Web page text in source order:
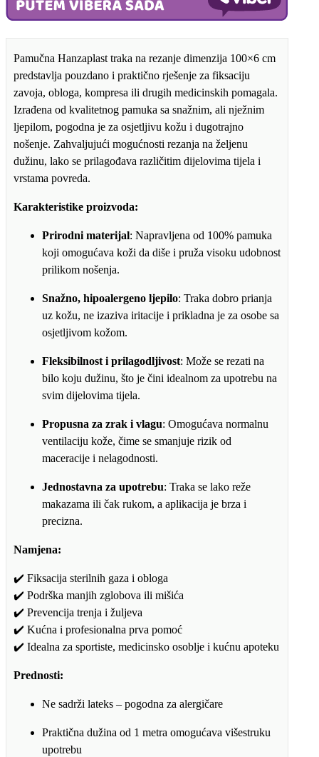
količina
Pamučna Hanzaplast traka na rezanje dimenzija 100×6 cm
predstavlja pouzdano i praktično rješenje za fiksaciju
zavoja, obloga, kompresa ili drugih medicinskih pomagala.
Izrađena od kvalitetnog pamuka sa snažnim, ali nježnim
ljepilom, pogodna je za osjetljivu kožu i dugotrajno
nošenje. Zahvaljujući mogućnosti rezanja na željenu
dužinu, lako se prilagođava različitim dijelovima tijela i
vrstama povreda.
Karakteristike proizvoda:
Prirodni materijal: Napravljena od 100% pamuka
koji omogućava koži da diše i pruža visoku udobnost
prilikom nošenja.
Snažno, hipoalergeno ljepilo: Traka dobro prianja
uz kožu, ne izaziva iritacije i prikladna je za osobe sa
osjetljivom kožom.
Fleksibilnost i prilagodljivost: Može se rezati na
bilo koju dužinu, što je čini idealnom za upotrebu na
svim dijelovima tijela.
Propusna za zrak i vlagu: Omogućava normalnu
ventilaciju kože, čime se smanjuje rizik od
maceracije i nelagodnosti.
Jednostavna za upotrebu: Traka se lako reže
makazama ili čak rukom, a aplikacija je brza i
precizna.
Namjena:
✔️ Fiksacija sterilnih gaza i obloga
✔️ Podrška manjih zglobova ili mišića
✔️ Prevencija trenja i žuljeva
✔️ Kućna i profesionalna prva pomoć
✔️ Idealna za sportiste, medicinsko osoblje i kućnu apoteku
Prednosti:
Ne sadrži lateks – pogodna za alergičare
Praktična dužina od 1 metra omogućava višestruku
upotrebu